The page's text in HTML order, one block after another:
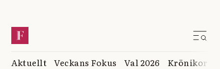
Aktuellt Veckans Fokus Val 2026 Krönikor